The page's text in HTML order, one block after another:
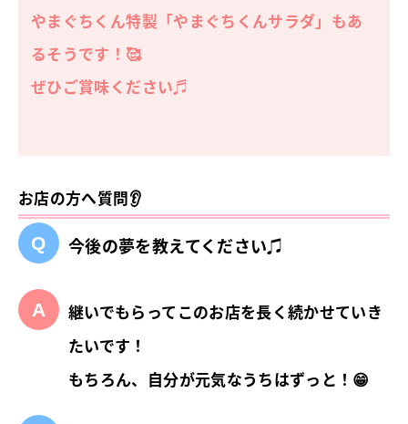
やまぐちくん特製「やまぐちくんサラダ」 もあ
るそうです！🥰
ぜひご賞味ください♬
お店の方へ質問👂
今後の夢を教えてください♫
継いでもらってこのお店を長く続かせていき
たいです！
もちろん、自分が元気なうちはずっと！😁